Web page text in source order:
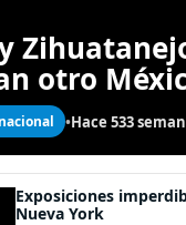
otro
•Hace 533
Exposiciones
Nueva York